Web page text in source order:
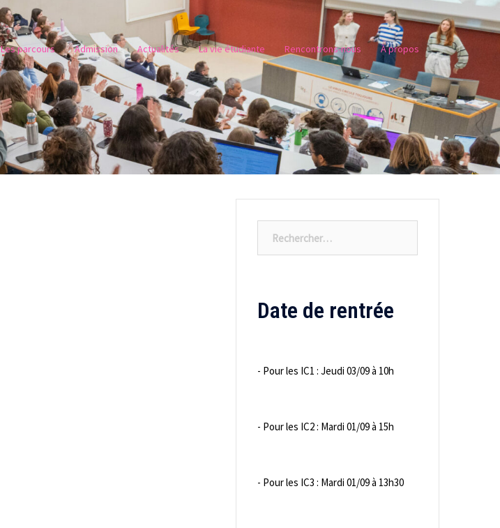
Les parcours Admission Actualités La vie étudiante Rencontrons-nous À propos
Date de rentrée
- Pour les IC1 : Jeudi 03/09 à 10h
- Pour les IC2 : Mardi 01/09 à 15h
- Pour les IC3 : Mardi 01/09 à 13h30